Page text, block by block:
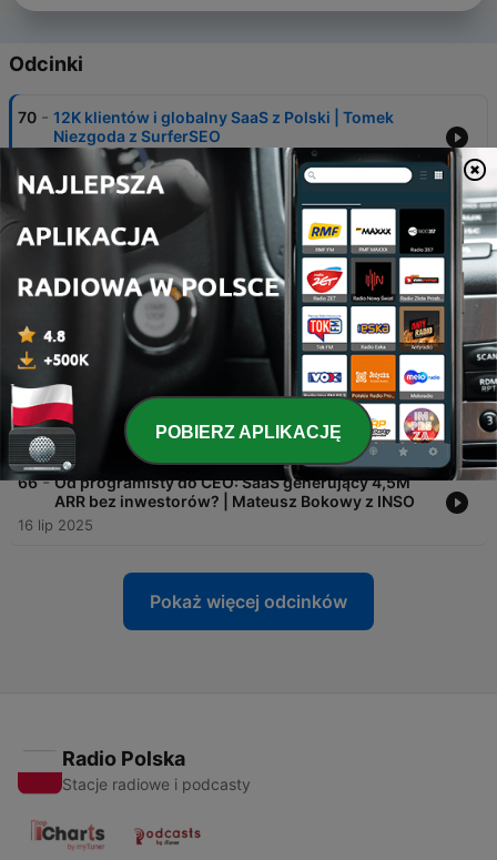
Odcinki
70 - 12K klientów i globalny SaaS z Polski | Tomek
Niezgoda z SurferSEO
05 mar 2026
69
Jak zbudować APLIKACJĘ dla MILIONÓW
kierowców | Adam Tychmanowicz z Yanosik
06 lis 2025
68 - Projektowanie ŻYCIA, inwestycje, podcasty i
BIZNES | Maciej Filipkowski z Zaprojektuj Swoje
Życie
30 paź 2025
67 -
From PE Teacher to Liverpool FC CEO | Peter
Moore
17 wrz 2025
66 - Od programisty do CEO: SaaS generujący 4,5M
ARR bez inwestorów? | Mateusz Bokowy z INSO
16 lip 2025
Pokaż więcej odcinków
Radio Polska
Stacje radiowe i podcasty
POBIERZ APLIKACJĘ